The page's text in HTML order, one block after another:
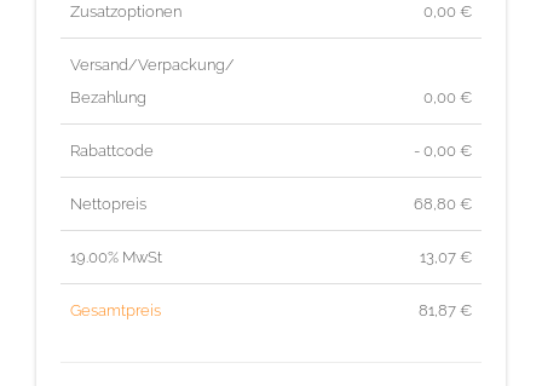
Zusatzoptionen 0,00 €
Versand/Verpackung/
Bezahlung
0,00 €
Rabattcode - 0,00 €
Nettopreis 68,80 €
19.00% MwSt 13,07 €
Gesamtpreis 81,87 €